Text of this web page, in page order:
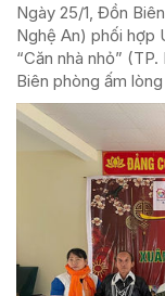
Ngày 25/1, Đồn
Nghệ An) phối hợp
“Căn nhà nhỏ”
Biên phòng ấm